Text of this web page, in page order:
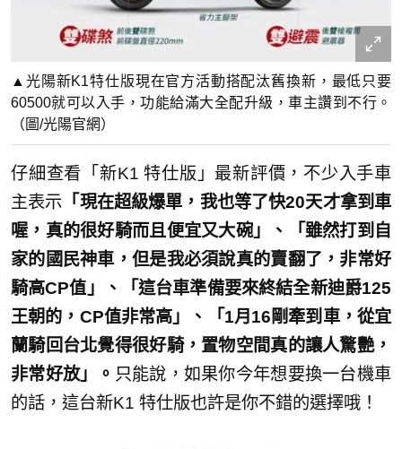
▲光陽新K1特仕版現在官方活動搭配汰舊換新，最低只要
60500就可以入手，功能給滿大全配升級，車主讚到不行。
（圖/光陽官網）
仔細查看「新K1 特仕版」最新評價，不少入手車
主表示 「現在超級爆單，我也等了快20天才拿到車
喔，真的很好騎而且便宜又大碗」、「雖然打到自
家的國民神車，但是我必須說真的賣翻了，非常好
騎高CP值」、「這台車準備要來終結全新迪爵125
王朝的，CP值非常高」、「1月16剛牽到車，從宜
蘭騎回台北覺得很好騎，置物空間真的讓人驚艷，
非常好放」。 只能說，如果你今年想要換一台機車
的話，這台新K1 特仕版也許是你不錯的選擇哦！